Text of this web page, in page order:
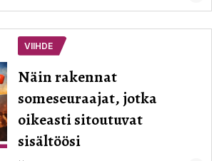
VIIHDE
Näin rakennat
someseuraajat, jotka
oikeasti sitoutuvat
sisältöösi